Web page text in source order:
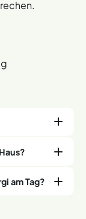
Züchter
liegen
als
am Tag?